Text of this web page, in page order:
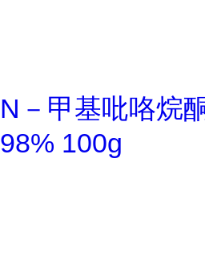
N－甲基吡咯烷
98% 100g